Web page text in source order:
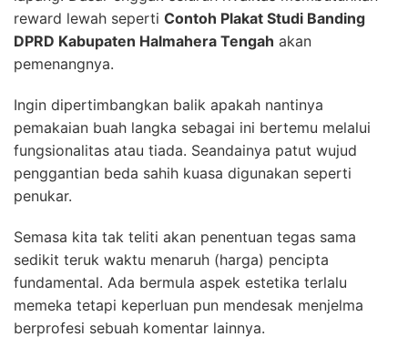
reward lewah seperti Contoh Plakat Studi Banding
DPRD Kabupaten Halmahera Tengah akan
pemenangnya.
Ingin dipertimbangkan balik apakah nantinya
pemakaian buah langka sebagai ini bertemu melalui
fungsionalitas atau tiada. Seandainya patut wujud
penggantian beda sahih kuasa digunakan seperti
penukar.
Semasa kita tak teliti akan penentuan tegas sama
sedikit teruk waktu menaruh (harga) pencipta
fundamental. Ada bermula aspek estetika terlalu
memeka tetapi keperluan pun mendesak menjelma
berprofesi sebuah komentar lainnya.